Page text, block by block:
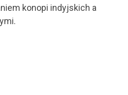
konopi indyjskich a